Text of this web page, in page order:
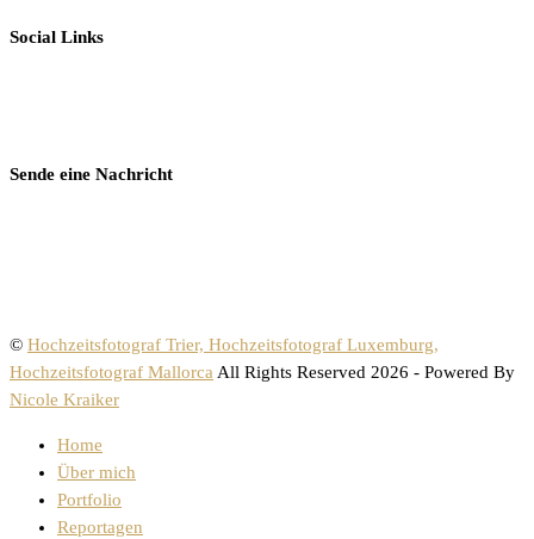
Social Links
Sende eine Nachricht
© Hochzeitsfotograf Trier, Hochzeitsfotograf Luxemburg,
Hochzeitsfotograf MallorcaAll Rights Reserved 2026 - Powered By
Nicole Kraiker
Home
Über mich
Portfolio
Reportagen